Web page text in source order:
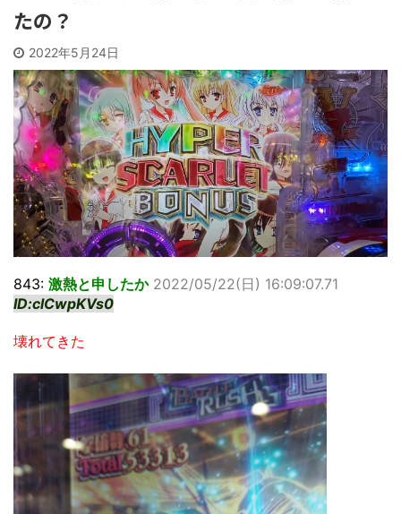
たの？
2022年5月24日
843: 激熱と申したか 2022/05/22(日) 16:09:07.71
ID:clCwpKVs0
壊れてきた